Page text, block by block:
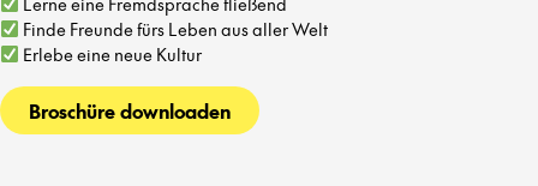
Finde Freunde fürs Leben aus aller Welt
Erlebe eine neue Kultur
Broschüre downloaden